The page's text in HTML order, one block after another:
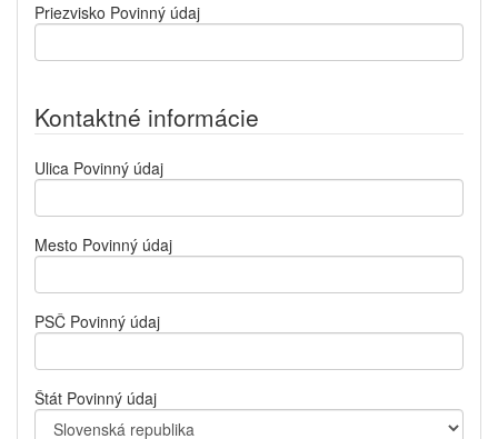
Priezvisko Povinný údaj
Kontaktné informácie
Ulica Povinný údaj
Mesto Povinný údaj
PSČ Povinný údaj
Štát Povinný údaj